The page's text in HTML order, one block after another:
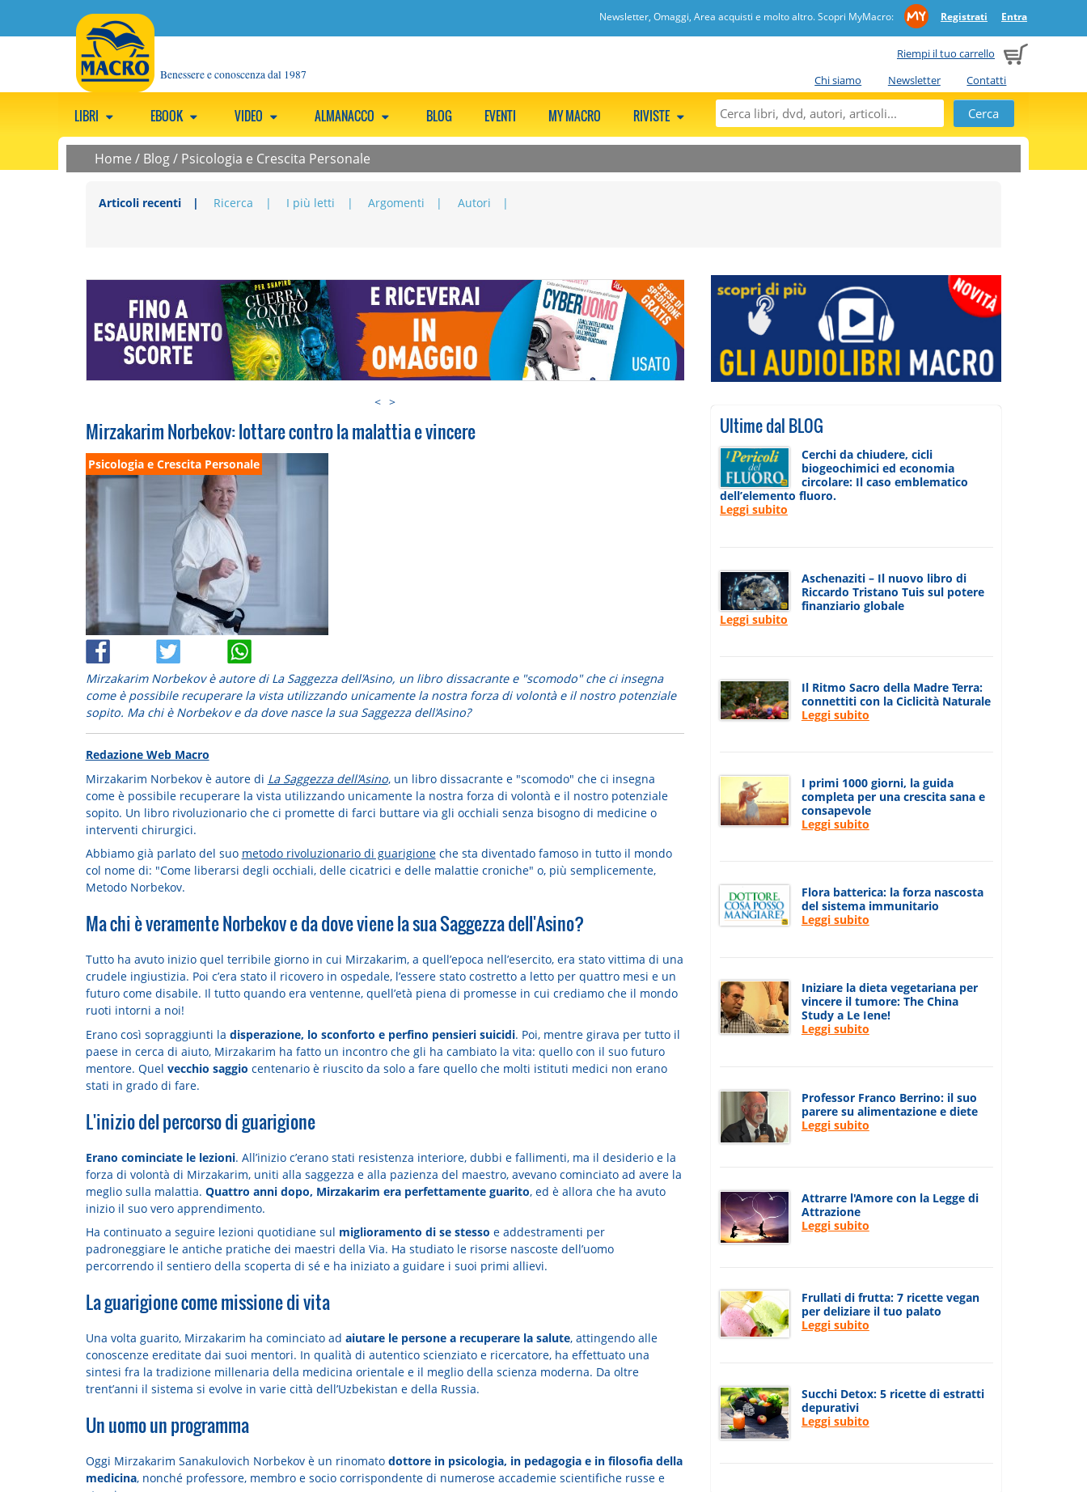
Newsletter, Omaggi, Area acquisti e molto altro. Scopri MyMacro: Registrati Entra
Riempi il tuo carrello
Chi siamo
Newsletter Contatti
Benessere e conoscenza dal 1987
LIBRI EBOOK VIDEO ALMANACCO BLOG EVENTI MY MACRO RIVISTE
Home / Blog/ Psicologia e Crescita Personale
Articoli recenti Ricerca I più letti Argomenti Autori
< >
Mirzakarim Norbekov: lottare contro la malattia e vincere
Psicologia e Crescita Personale
Mirzakarim Norbekov è autore diLa Saggezza dell'Asino, un libro dissacrante e "scomodo" che ci insegna
come è possibile recuperare la vista utilizzando unicamente la nostra forza di volontà e il nostro potenziale
sopito. Ma chi è Norbekov e da dove nasce la suaSaggezza dell'Asino?
Redazione Web Macro
Mirzakarim Norbekov è autore di La Saggezza dell'Asino, un libro dissacrante e "scomodo" che ci insegna
come è possibile recuperare la vista utilizzando unicamente la nostra forza di volontà e il nostro potenziale
sopito. Un libro rivoluzionario che ci promette di farci buttare via gli occhiali senza bisogno di medicine o
interventi chirurgici.
Abbiamo già parlato del suo metodo rivoluzionario di guarigioneche sta diventado famoso in tutto il mondo
col nome di: "Come liberarsi degli occhiali, delle cicatrici e delle malattie croniche" o, più semplicemente,
Metodo Norbekov.
Ma chi è veramente Norbekov e da dove viene la sua Saggezza dell'Asino?
Tutto ha avuto inizio quel terribile giorno in cui Mirzakarim, a quell’epoca nell’esercito, era stato vittima di una
crudele ingiustizia. Poi c’era stato il ricovero in ospedale, l’essere stato costretto a letto per quattro mesi e un
futuro come disabile. Il tutto quando era ventenne, quell’età piena di promesse in cui crediamo che il mondo
ruoti intorni a noi!
Erano così sopraggiunti la disperazione, lo sconforto e perfino pensieri suicidi. Poi, mentre girava per tutto il
paese in cerca di aiuto, Mirzakarim ha fatto un incontro che gli ha cambiato la vita: quello con il suo futuro
mentore. Quel vecchio saggio centenario è riuscito da solo a fare quello che molti istituti medici non erano
stati in grado di fare.
L'inizio del percorso di guarigione
Erano cominciate le lezioni. All’inizio c’erano stati resistenza interiore, dubbi e fallimenti, ma il desiderio e la
forza di volontà di Mirzakarim, uniti alla saggezza e alla pazienza del maestro, avevano cominciato ad avere la
meglio sulla malattia. Quattro anni dopo, Mirzakarim era perfettamente guarito, ed è allora che ha avuto
inizio il suo vero apprendimento.
Ha continuato a seguire lezioni quotidiane sul miglioramento di se stesso e addestramenti per
padroneggiare le antiche pratiche dei maestri della Via. Ha studiato le risorse nascoste dell’uomo
percorrendo il sentiero della scoperta di sé e ha iniziato a guidare i suoi primi allievi.
La guarigione come missione di vita
Una volta guarito, Mirzakarim ha cominciato ad aiutare le persone a recuperare la salute, attingendo alle
conoscenze ereditate dai suoi mentori. In qualità di autentico scienziato e ricercatore, ha effettuato una
sintesi fra la tradizione millenaria della medicina orientale e il meglio della scienza moderna. Da oltre
trent’anni il sistema si evolve in varie città dell’Uzbekistan e della Russia.
Un uomo un programma
Oggi Mirzakarim Sanakulovich Norbekov è un rinomato dottore in psicologia, in pedagogia e in filosofia della
medicina, nonché professore, membro e socio corrispondente di numerose accademie scientifiche russe e
Ultime dal BLOG
Cerchi da chiudere, cicli
biogeochimici ed economia
circolare: Il caso emblematico
dell’elemento fluoro.
Leggi subito
Aschenaziti – Il nuovo libro di
Riccardo Tristano Tuis sul potere
finanziario globale
Leggi subito
Il Ritmo Sacro della Madre Terra:
connettiti con la Ciclicità Naturale
Leggi subito
I primi 1000 giorni, la guida
completa per una crescita sana e
consapevole
Leggi subito
Flora batterica: la forza nascosta
del sistema immunitario
Leggi subito
Iniziare la dieta vegetariana per
vincere il tumore: The China
Study a Le Iene!
Leggi subito
Professor Franco Berrino: il suo
parere su alimentazione e diete
Leggi subito
Attrarre l'Amore con la Legge di
Attrazione
Leggi subito
Frullati di frutta: 7 ricette vegan
per deliziare il tuo palato
Leggi subito
Succhi Detox: 5 ricette di estratti
depurativi
Leggi subito